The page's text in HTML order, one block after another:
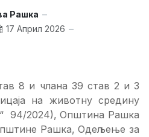
Рашка
17 Април 2026
8 и члана 39 став 2 и 3
на животну средину
94/2024), Општина Рашка
Рашка, Одељење за